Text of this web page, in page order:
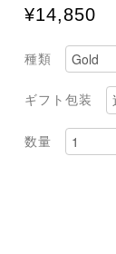
¥14,850
種類
ギフト包装
数量